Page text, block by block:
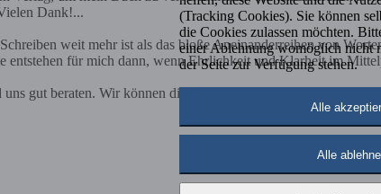
Dank!...
weit mehr ist als das bloße Aneinanderreihen von
entstehen für mich dann, wenn Ehrlichkeit und Klarheit im
gut beraten. Wir können diese Zusammenarbeit nur Loben....
(Tracking Cookies). Sie können
die Cookies zulassen möchten.
einer Ablehnung womöglich nicht
der Seite zur Verfügung stehen.
Alle
Alle